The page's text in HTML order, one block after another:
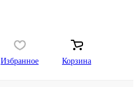
Избранное Корзина